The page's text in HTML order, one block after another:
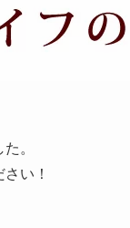
。
い！